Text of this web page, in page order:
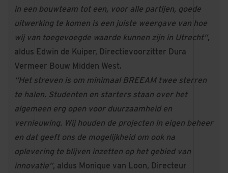
in een bouwteam tot een, voor alle partijen, goede
uitwerking te komen is een juiste weergave van hoe
wij van toegevoegde waarde kunnen zijn in Utrecht”,
aldus Edwin de Kuiper, Directievoorzitter Dura
Vermeer Bouw Midden West.
“Het streven is om minimaal BREEAM twee sterren
te halen. Studenten en starters staan over het
algemeen erg open voor duurzaamheid en
vernieuwing. Wij houden de projecten in eigen beheer
en dat geeft ons de mogelijkheid om ook na
oplevering te blijven inzetten op het gebied van
innovatie”, aldus Monique van Loon, Directeur